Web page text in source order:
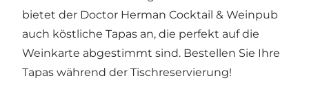
bietet der Doctor Herman Cocktail & Weinpub
auch köstliche Tapas an, die perfekt auf die
Weinkarte abgestimmt sind. Bestellen Sie Ihre
Tapas während der Tischreservierung!